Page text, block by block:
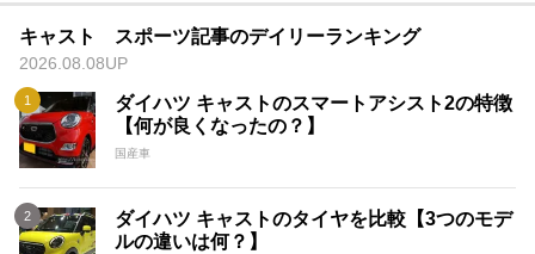
キャスト スポーツ記事のデイリーランキング
2026.08.08UP
ダイハツ キャストのスマートアシスト2の特徴
【何が良くなったの？】
国産車
ダイハツ キャストのタイヤを比較【3つのモデ
ルの違いは何？】